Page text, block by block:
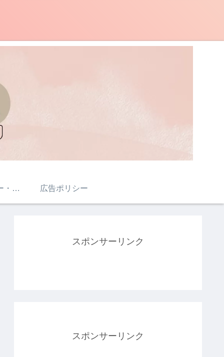
プライバシポリシー・免責事項・著作権について 広告ポリシー
スポンサーリンク
スポンサーリンク